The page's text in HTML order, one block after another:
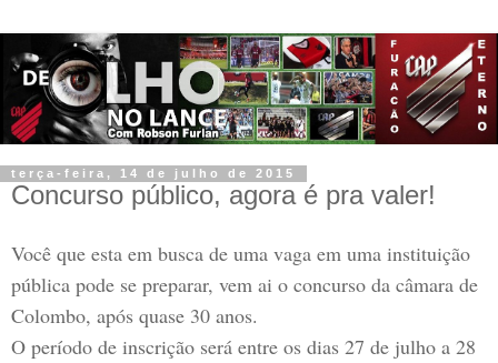
terça-feira, 14 de julho de 2015
Concurso público, agora é pra valer!
Você que esta em busca de uma vaga em uma instituição
pública pode se preparar, vem ai o concurso da câmara de
Colombo, após quase 30 anos.
O período de inscrição será entre os dias 27 de julho a 28